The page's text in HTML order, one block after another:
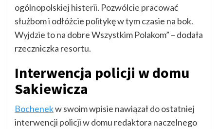
ogólnopolskiej histerii. Pozwólcie pracować
służbom i odłóżcie politykę w tym czasie na bok.
Wyjdzie to na dobre Wszystkim Polakom” – dodała
rzeczniczka resortu.
Interwencja policji w domu
Sakiewicza
Bochenekw swoim wpisie nawiązał do ostatniej
interwencji policji w domu redaktora naczelnego